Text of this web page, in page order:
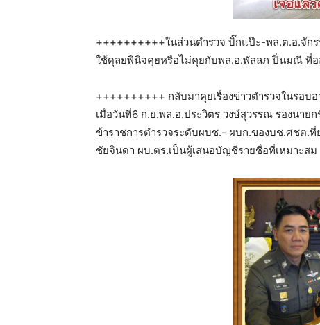
++++++++++ในส่วนตำรวจ บิ๊กแป๊ะ-พล.ต.อ.จัก
ใช้ดุลยพินิจคุยหรือไม่คุยกับพล.อ.พัลลภ ปิ่นมณี ที่
++++++++++ กลับมาคุยเรื่องข่าวตำรวจในรอ
เมื่อวันที่6 ก.ย.พล.อ.ประวิตร วงษ์สุวรรณ รองนา
ข้าราชการตำรวจระดับผบช.- ผบก.ของบช.ศชต.
ชัยจินดา ผบ.ตร.เป็นผู้เสนอบัญชีรายชื่อที่เหมาะสม